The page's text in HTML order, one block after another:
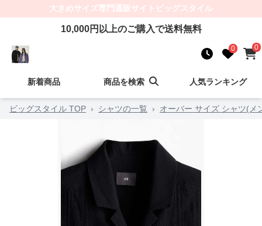
大きめサイズ専門通販サイト ビッグスタイル
10,000円以上のご購入で送料無料
0 0
新着商品 商品を検索 人気ランキング
ビッグスタイル TOP › シャツの一覧 › オーバー サイズ シャツ(メ